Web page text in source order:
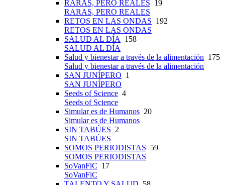
RARAS, PERO REALES 19
RARAS, PERO REALES
RETOS EN LAS ONDAS 192
RETOS EN LAS ONDAS
SALUD AL DÍA 158
SALUD AL DÍA
Salud y bienestar a través de la alimentación 175
Salud y bienestar a través de la alimentación
SAN JUNÍPERO 1
SAN JUNÍPERO
Seeds of Science 4
Seeds of Science
Simular es de Humanos 20
Simular es de Humanos
SIN TABÚES 2
SIN TABÚES
SOMOS PERIODISTAS 59
SOMOS PERIODISTAS
SoVanFiC 17
SoVanFiC